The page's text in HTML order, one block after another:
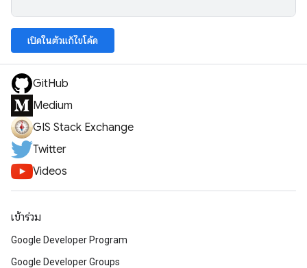
เปิดในตัวแก้ไขโค้ด
GitHub
Medium
GIS Stack Exchange
Twitter
Videos
เข้าร่วม
Google Developer Program
Google Developer Groups